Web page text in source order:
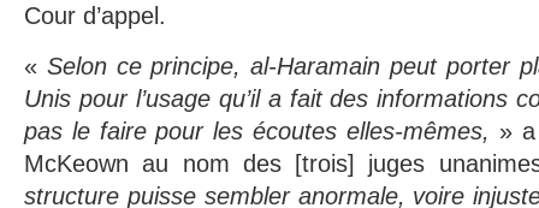
Cour d’appel.
« Selon ce principe, al-Haramain peut porter
Unis pour l’usage qu’il a fait des informations
pas le faire pour les écoutes elles-mêmes, »
McKeown au nom des [trois] juges
structure puisse sembler anormale, voire